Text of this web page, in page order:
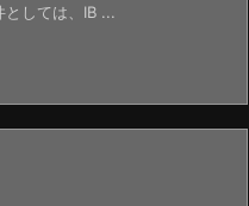
しては、IB ...